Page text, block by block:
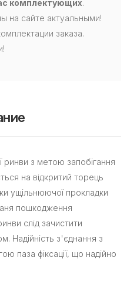
комплектующих.
на сайте актуальными!
заказа.
ринви з метою запобігання
на відкритий торець
ущільнюючої прокладки
пошкодження
слід зачистити
Надійність з'єднання з
паза фіксації, що надійно